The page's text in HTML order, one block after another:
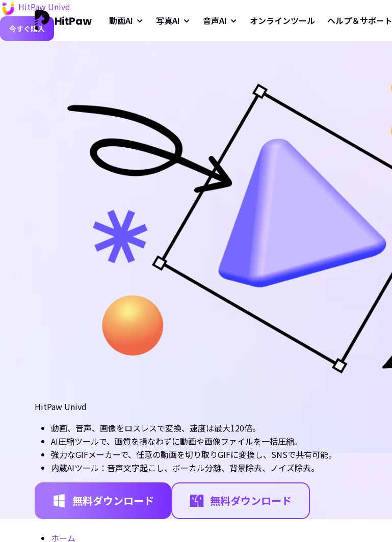
動画AI 写真AI 音声AI オンラインツール ヘルプ＆サポート
HitPaw Univd
今すぐ購入
HitPaw Univd
動画、音声、画像をロスレスで変換、速度は最大120倍。
AI圧縮ツールで、画質を損なわずに動画や画像ファイルを一括圧縮。
強力なGIFメーカーで、任意の動画を切り取りGIFに変換し、SNSで共有可能。
内蔵AIツール：音声文字起こし、ボーカル分離、背景除去、ノイズ除去。
無料ダウンロード 無料ダウンロード
ホーム